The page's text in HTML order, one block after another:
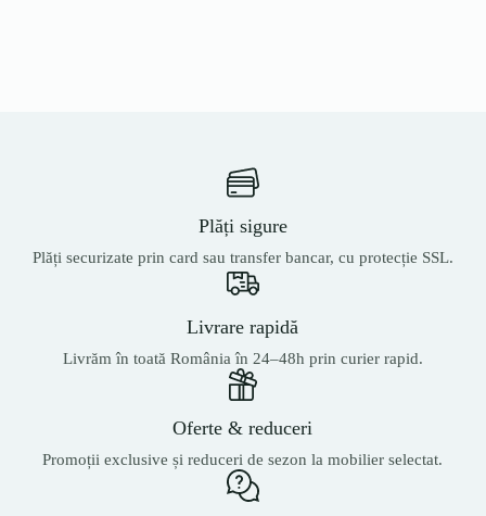
Plăți sigure
Plăți securizate prin card sau transfer bancar, cu protecție SSL.
Livrare rapidă
Livrăm în toată România în 24–48h prin curier rapid.
Oferte & reduceri
Promoții exclusive și reduceri de sezon la mobilier selectat.